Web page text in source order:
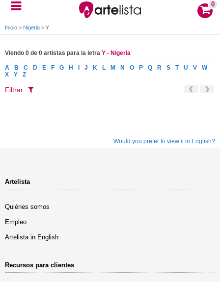
0
Inicio > Nigeria > Y
Viendo 0 de 0 artistas para la letra Y - Nigeria
A B C D E F G H J K L M N O P Q R S T U V
W
X
Y Z
Filtrar
Would you prefer to view it in English?
Artelista
Quiénes somos
Empleo
Artelista in English
Recursos para clientes